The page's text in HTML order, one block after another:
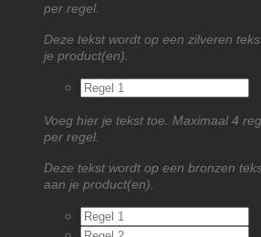
per regel.
Deze tekst wordt op een zilveren
je product(en).
Voeg hier je tekst toe. Maximaal 4
per regel.
Deze tekst wordt op een bronzen
aan je product(en).